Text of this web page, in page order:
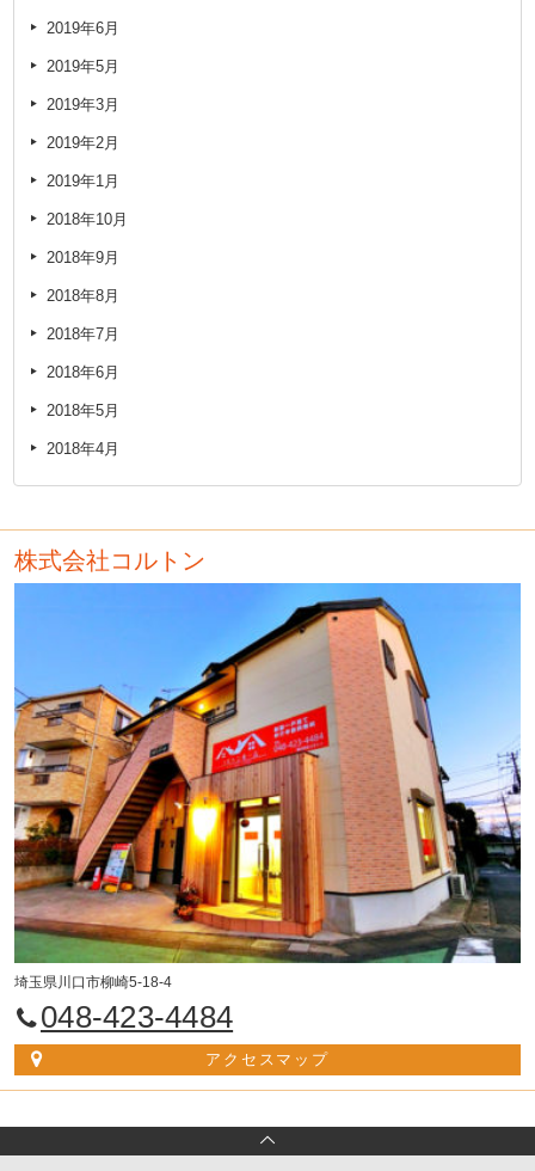
2019年6月
2019年5月
2019年3月
2019年2月
2019年1月
2018年10月
2018年9月
2018年8月
2018年7月
2018年6月
2018年5月
2018年4月
株式会社コルトン
埼玉県川口市柳崎5-18-4
048-423-4484
アクセスマップ